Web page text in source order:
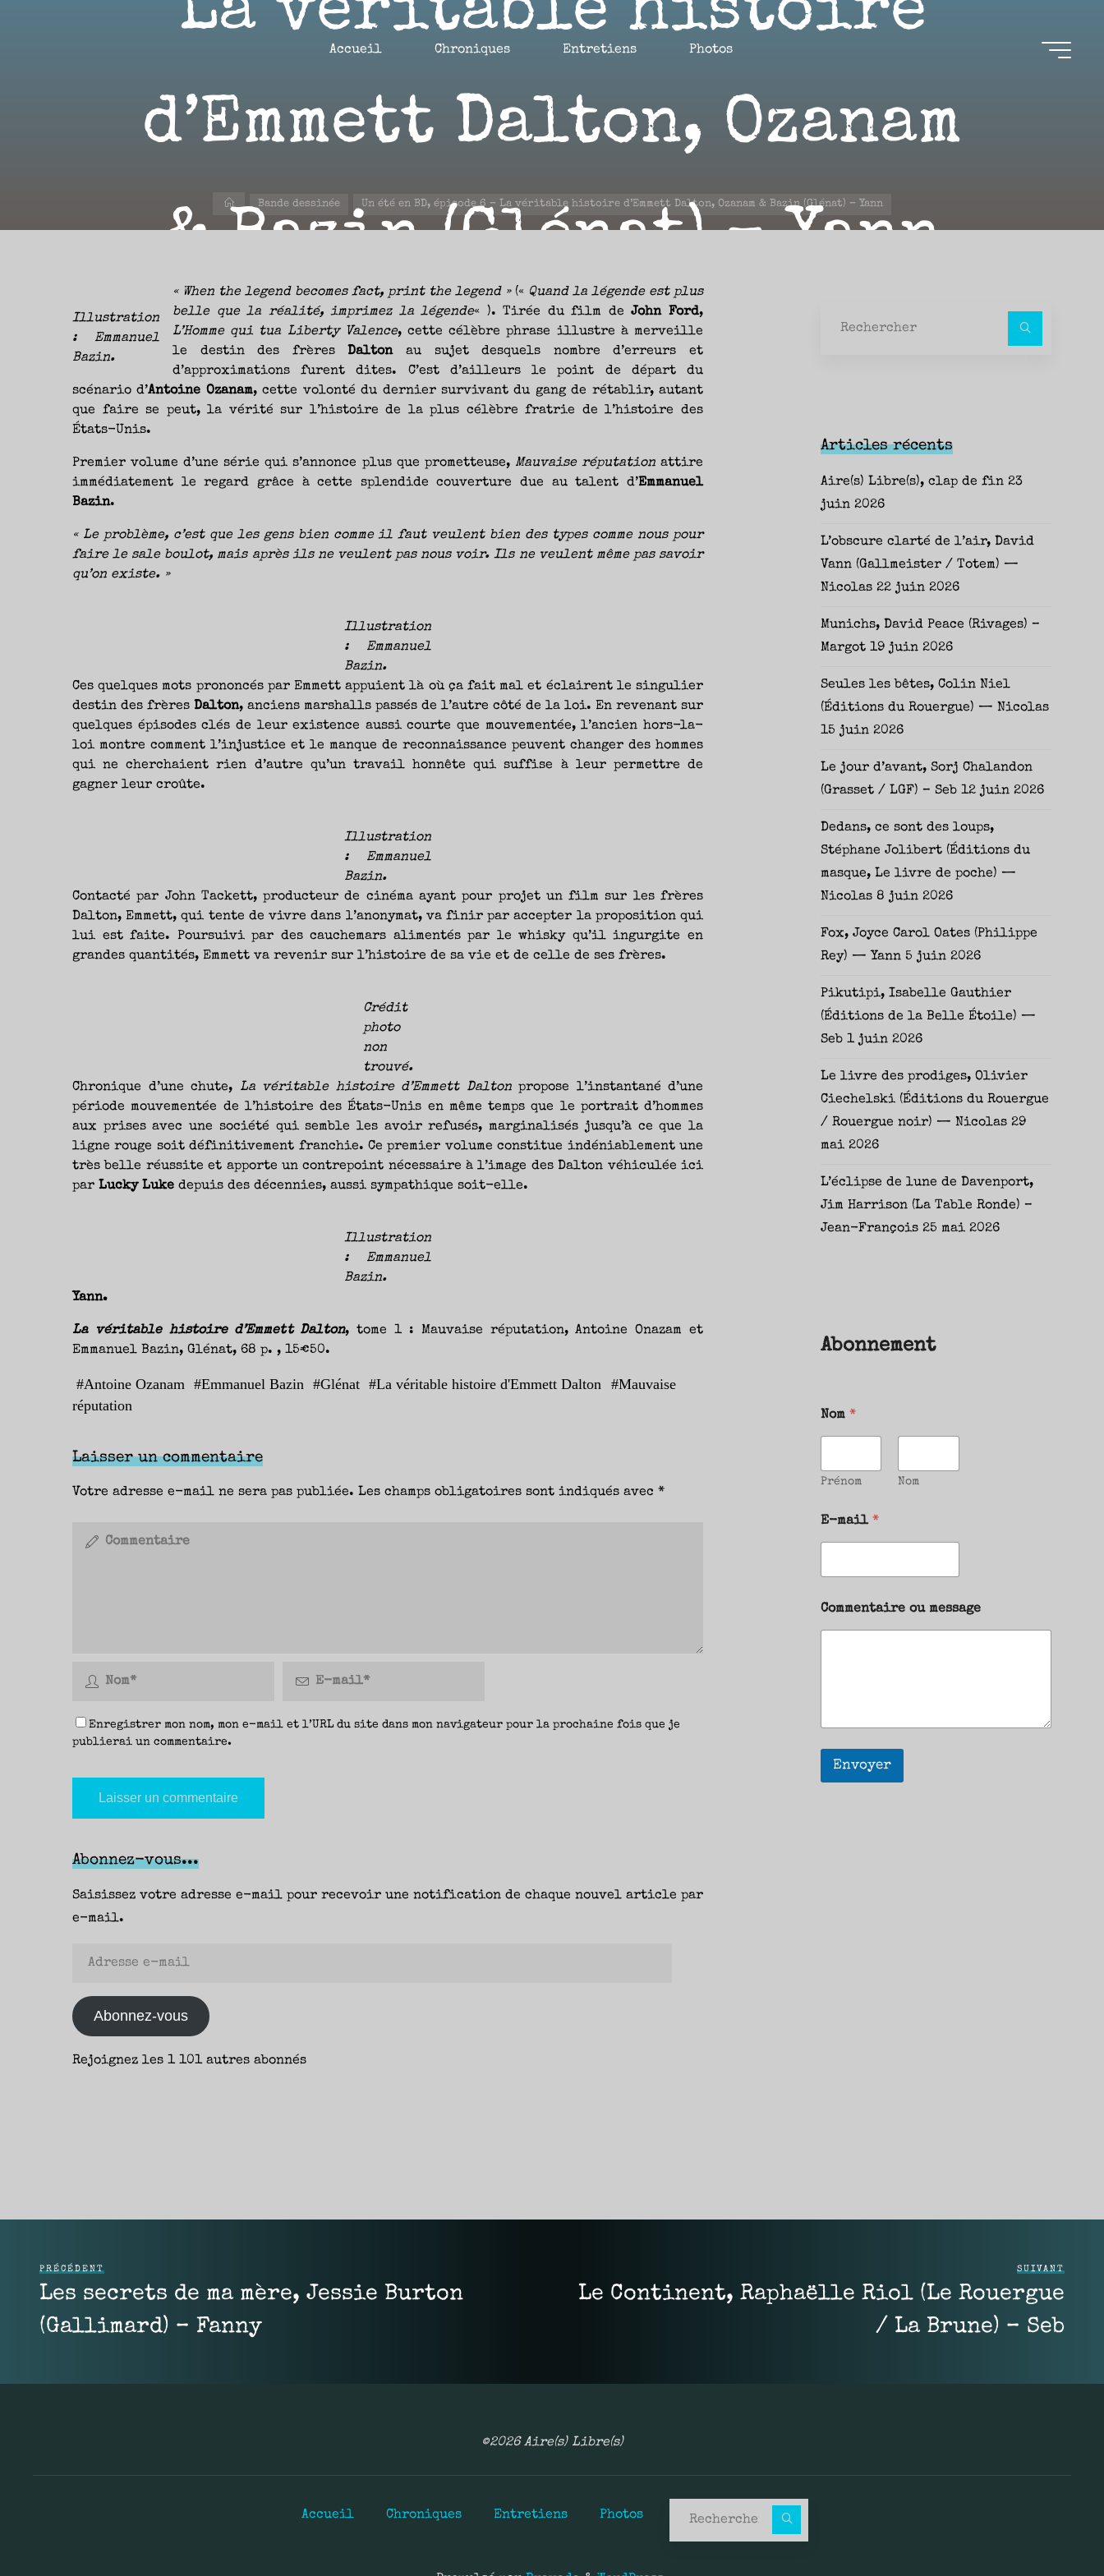
Libre(s)
LITTÉRAIRE
TRAVERSE
PARLER
LIVRES,
S’INTERDIRE
D’AUTRES
LIBRE(S),
COMMENCE
Accueil Chroniques Entretiens Photos
La véritable histoire
d’Emmett Dalton, Ozanam
& Bazin (Glénat) – Yann
7 AOÛT 2021
AccueilBande dessinée Un été en BD, épisode 6 – La véritable histoire d’Emmett Dalton, Ozanam & Bazin (Glénat) – Yann
Illustration
: Emmanuel
Bazin.
« When the legend becomes fact, print the legend »(« Quand la légende est plus
belle que la réalité, imprimez la légende« ). Tirée du film deJohn Ford,
L’Homme qui tua Liberty Valence, cette célèbre phrase illustre à merveille
le destin des frères Daltonau sujet desquels nombre d’erreurs et
d’approximations furent dites. C’est d’ailleurs le point de départ du
scénario d’Antoine Ozanam, cette volonté du dernier survivant du gang de rétablir, autant
que faire se peut, la vérité sur l’histoire de la plus célèbre fratrie de l’histoire des
États-Unis.
Premier volume d’une série qui s’annonce plus que prometteuse, Mauvaise réputationattire
immédiatement le regard grâce à cette splendide couverture due au talent d’Emmanuel
Bazin.
« Le problème, c’est que les gens bien comme il faut veulent bien des types comme nous pour
faire le sale boulot, mais après ils ne veulent pas nous voir. Ils ne veulent même pas savoir
qu’on existe. »
Illustration
: Emmanuel
Bazin.
Ces quelques mots prononcés par Emmett appuient là où ça fait mal et éclairent le singulier
destin des frères Dalton, anciens marshalls passés de l’autre côté de la loi. En revenant sur
quelques épisodes clés de leur existence aussi courte que mouvementée, l’ancien hors-la-
loi montre comment l’injustice et le manque de reconnaissance peuvent changer des hommes
qui ne cherchaient rien d’autre qu’un travail honnête qui suffise à leur permettre de
gagner leur croûte.
Illustration
: Emmanuel
Bazin.
Contacté par John Tackett, producteur de cinéma ayant pour projet un film sur les frères
Dalton, Emmett, qui tente de vivre dans l’anonymat, va finir par accepter la proposition qui
lui est faite. Poursuivi par des cauchemars alimentés par le whisky qu’il ingurgite en
grandes quantités, Emmett va revenir sur l’histoire de sa vie et de celle de ses frères.
Crédit
photo
non
trouvé.
Chronique d’une chute, La véritable histoire d’Emmett Daltonpropose l’instantané d’une
période mouvementée de l’histoire des États-Unis en même temps que le portrait d’hommes
aux prises avec une société qui semble les avoir refusés, marginalisés jusqu’à ce que la
ligne rouge soit définitivement franchie. Ce premier volume constitue indéniablement une
très belle réussite et apporte un contrepoint nécessaire à l’image des Dalton véhiculée ici
par Lucky Luke depuis des décennies, aussi sympathique soit-elle.
Illustration
: Emmanuel
Bazin.
Yann.
La véritable histoire d’Emmett Dalton, tome 1 : Mauvaise réputation, Antoine Onazam et
Emmanuel Bazin, Glénat, 68 p. , 15€50.
#Antoine Ozanam #Emmanuel Bazin #Glénat #La véritable histoire d'Emmett Dalton #Mauvaise
réputation
Laisser un commentaire
Votre adresse e-mail ne sera pas publiée. Les champs obligatoires sont indiqués avec *
Enregistrer mon nom, mon e-mail et l’URL du site dans mon navigateur pour la prochaine fois que je
publierai un commentaire.
Abonnez-vous...
Saisissez votre adresse e-mail pour recevoir une notification de chaque nouvel article par
e-mail.
Adresse
mail
Abonnez-vous
Rejoignez les 1 101 autres abonnés
Articles récents
Aire(s) Libre(s), clap de fin 23
juin 2026
L’obscure clarté de l’air, David
Vann (Gallmeister / Totem) —
Nicolas 22 juin 2026
Munichs, David Peace (Rivages) –
Margot 19 juin 2026
Seules les bêtes, Colin Niel
(Éditions du Rouergue) — Nicolas
15 juin 2026
Le jour d’avant, Sorj Chalandon
(Grasset / LGF) – Seb 12 juin 2026
Dedans, ce sont des loups,
Stéphane Jolibert (Éditions du
masque, Le livre de poche) —
Nicolas 8 juin 2026
Fox, Joyce Carol Oates (Philippe
Rey) — Yann 5 juin 2026
Pikutipi, Isabelle Gauthier
(Éditions de la Belle Étoile) —
Seb 1 juin 2026
Le livre des prodiges, Olivier
Ciechelski (Éditions du Rouergue
/ Rouergue noir) — Nicolas 29
mai 2026
L’éclipse de lune de Davenport,
Jim Harrison (La Table Ronde) –
Jean-François 25 mai 2026
Abonnement
Nom *
Prénom Nom
E-mail *
Commentaire ou message
Envoyer
PRÉCÉDENT
Les secrets de ma mère, Jessie Burton
(Gallimard) – Fanny
SUIVANT
Le Continent, Raphaëlle Riol (Le Rouergue
/ La Brune) – Seb
©2026 Aire(s) Libre(s)
Accueil Chroniques Entretiens Photos